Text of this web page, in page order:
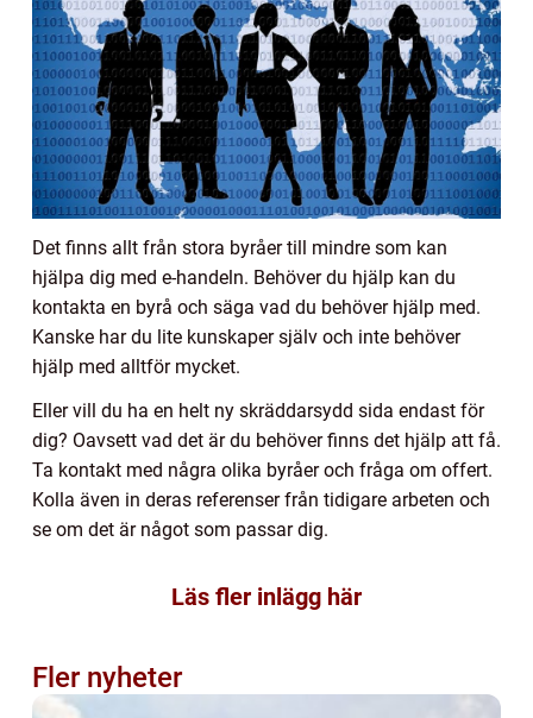
Det finns allt från stora byråer till mindre som kan
hjälpa dig med e-handeln. Behöver du hjälp kan du
kontakta en byrå och säga vad du behöver hjälp med.
Kanske har du lite kunskaper själv och inte behöver
hjälp med alltför mycket.
Eller vill du ha en helt ny skräddarsydd sida endast för
dig? Oavsett vad det är du behöver finns det hjälp att få.
Ta kontakt med några olika byråer och fråga om offert.
Kolla även in deras referenser från tidigare arbeten och
se om det är något som passar dig.
Läs fler inlägg här
Fler nyheter